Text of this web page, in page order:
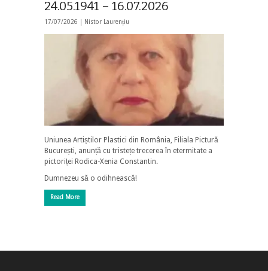
24.05.1941 – 16.07.2026
17/07/2026 | Nistor Laurențiu
Uniunea Artiștilor Plastici din România, Filiala Pictură
București, anunță cu tristețe trecerea în etermitate a
pictoriței Rodica-Xenia Constantin.
Dumnezeu să o odihnească!
Read More